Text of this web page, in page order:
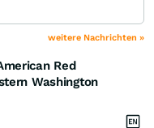
weitere Nachrichten »
Red
Washington